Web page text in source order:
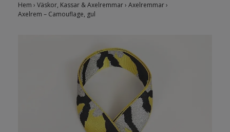
Hem › Väskor, Kassar & Axelremmar› Axelremmar›
Axelrem – Camouflage, gul